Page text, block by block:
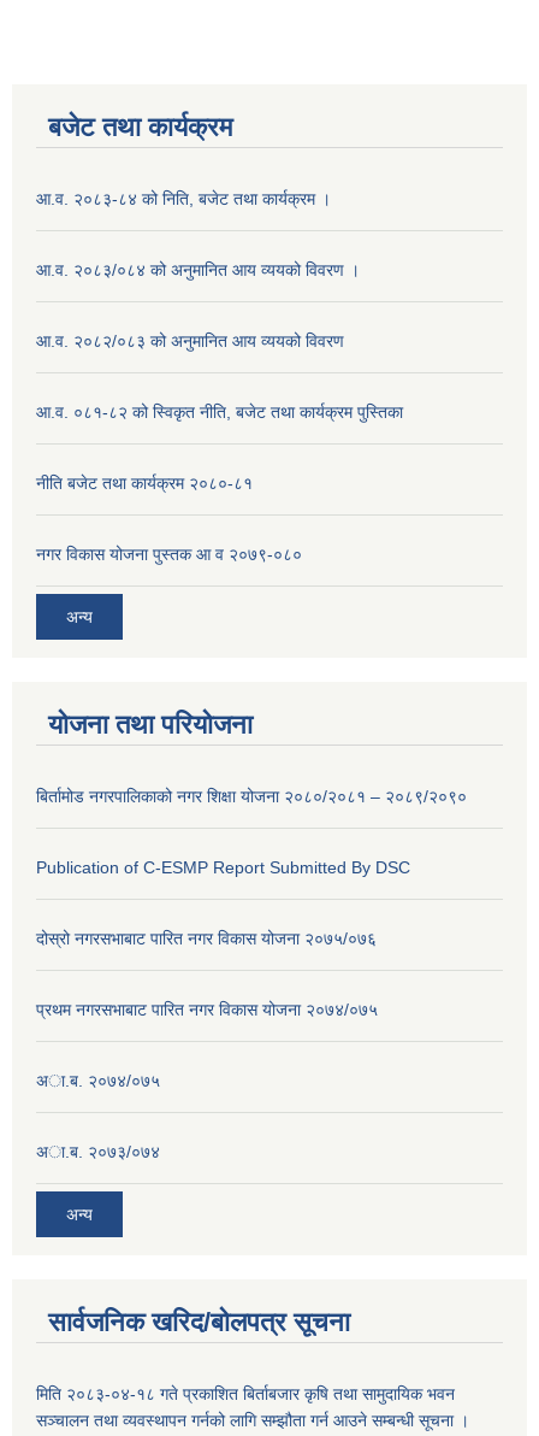
बजेट तथा कार्यक्रम
आ.व. २०८३-८४ को निति, बजेट तथा कार्यक्रम ।
आ.व. २०८३/०८४ को अनुमानित आय व्ययको विवरण ।
आ.व. २०८२/०८३ को अनुमानित आय व्ययको विवरण
आ.व. ०८१-८२ को स्विकृत नीति, बजेट तथा कार्यक्रम पुस्तिका
नीति बजेट तथा कार्यक्रम २०८०-८१
नगर विकास योजना पुस्तक आ व २०७९-०८०
अन्य
योजना तथा परियोजना
बिर्तामोड नगरपालिकाको नगर शिक्षा योजना २०८०/२०८१ – २०८९/२०९०
Publication of C-ESMP Report Submitted By DSC
दोस्रो नगरसभाबाट पारित नगर विकास योजना २०७५/०७६
प्रथम नगरसभाबाट पारित नगर विकास योजना २०७४/०७५
अा.ब. २०७४/०७५
अा.ब. २०७३/०७४
अन्य
सार्वजनिक खरिद/बोलपत्र सूचना
मिति २०८३-०४-१८ गते प्रकाशित बिर्ताबजार कृषि तथा सामुदायिक भवन
सञ्चालन तथा व्यवस्थापन गर्नको लागि सम्झौता गर्न आउने सम्बन्धी सूचना ।